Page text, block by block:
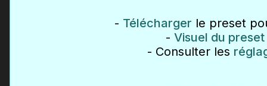
- Télécharger le preset
- Visuel du preset
- Consulter les